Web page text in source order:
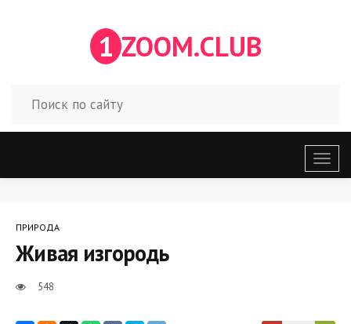
1 ZOOM.CLUB
меню
ПРИРОДА
Живая изгородь
548